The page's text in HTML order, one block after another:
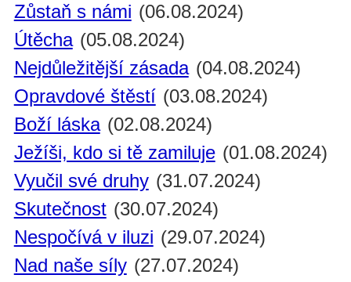
Zůstaň s námi (06.08.2024)
Útěcha (05.08.2024)
Nejdůležitější zásada (04.08.2024)
Opravdové štěstí (03.08.2024)
Boží láska (02.08.2024)
Ježíši, kdo si tě zamiluje (01.08.2024)
Vyučil své druhy (31.07.2024)
Skutečnost (30.07.2024)
Nespočívá v iluzi (29.07.2024)
Nad naše síly (27.07.2024)